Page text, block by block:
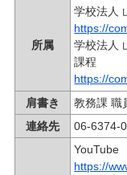
所属
学校法人
https://
学校法人
課程
https://
肩書き
教務課 職
連絡先
06-6374-
YouTube
https://